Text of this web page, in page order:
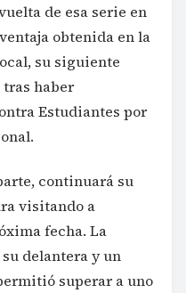
de esa serie en
obtenida en la
su siguiente
tras haber
Estudiantes por
continuará su
visitando a
fecha. La
delantera y un
superar a uno